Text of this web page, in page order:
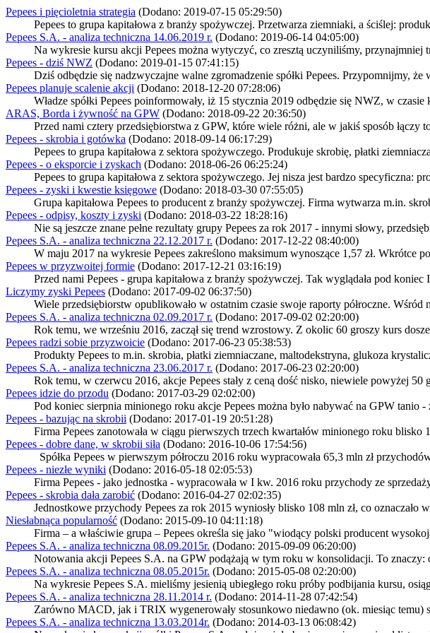
Pepees i pięcioletnia strategia (Dodano: 2019-07-15 05:29:50)
Pepees to grupa kapitałowa z branży spożywczej. Przetwarza ziemniaki, a ściślej:
Pepees S.A. - analiza techniczna 14.06.2019 r. (Dodano: 2019-06-14 04:05:00)
Na wykresie kursu akcji Pepees można wytyczyć, co zresztą uczyniliśmy, przynajmniej
Pepees - dziś NWZ (Dodano: 2019-01-15 07:41:15)
Dziś odbędzie się nadzwyczajne walne zgromadzenie spółki Pepees. Przypomnijmy,
Pepees planuje scalenie akcji (Dodano: 2018-12-20 07:28:06)
Władze spółki Pepees poinformowały, iż 15 stycznia 2019 odbędzie się NWZ, w
ARAS, Borda i żywność na GPW (Dodano: 2018-09-22 20:36:50)
Przed nami cztery przedsiębiorstwa z GPW, które wiele różni, ale w jakiś sposób łączy
Pepees - skrobia i gotówka (Dodano: 2018-09-14 06:17:29)
Pepees to grupa kapitałowa z sektora spożywczego. Produkuje skrobię, płatki
Pepees - o eksporcie i zyskach (Dodano: 2018-06-26 06:25:24)
Pepees to grupa kapitałowa z sektora spożywczego. Jej nisza jest bardzo specyficzna:
Pepees - zyski i kwestie księgowe (Dodano: 2018-03-30 07:55:05)
Grupa kapitałowa Pepees to producent z branży spożywczej. Firma wytwarza m.in.
Pepees - odpisy, koszty i zyski (Dodano: 2018-03-22 18:28:16)
Nie są jeszcze znane pełne rezultaty grupy Pepees za rok 2017 - innymi słowy,
Pepees S.A. - analiza techniczna 22.12.2017 r. (Dodano: 2017-12-22 08:40:00)
W maju 2017 na wykresie Pepees zakreślono maksimum wynoszące 1,57 zł. Wkrótce
Pepees w przyzwoitej formie (Dodano: 2017-12-21 03:16:19)
Przed nami Pepees - grupa kapitałowa z branży spożywczej. Tak wyglądała pod
Liczymy zyski Pepees (Dodano: 2017-09-02 06:37:50)
Wiele przedsiębiorstw opublikowało w ostatnim czasie swoje raporty półroczne. Wśród
Pepees S.A. - analiza techniczna 02.09.2017 r. (Dodano: 2017-09-02 02:20:00)
Rok temu, we wrześniu 2016, zaczął się trend wzrostowy. Z okolic 60 groszy kurs
Pepees radzi sobie przyzwoicie (Dodano: 2017-06-23 05:38:53)
Produkty Pepees to m.in. skrobia, płatki ziemniaczane, maltodekstryna, glukoza
Pepees S.A. - analiza techniczna 23.06.2017 r. (Dodano: 2017-06-23 02:20:00)
Rok temu, w czerwcu 2016, akcje Pepees stały z ceną dość nisko, niewiele powyżej 50
Pepees idzie do przodu (Dodano: 2017-03-29 02:02:00)
Pod koniec sierpnia minionego roku akcje Pepees można było nabywać na GPW
Pepees - bazując na skrobii (Dodano: 2017-01-19 20:51:28)
Firma Pepees zanotowała w ciągu pierwszych trzech kwartałów minionego roku
Pepees - dobre dane, w skrobii siła (Dodano: 2016-10-06 17:54:56)
Spółka Pepees w pierwszym półroczu 2016 roku wypracowała 65,3 mln zł
Pepees - niezłe wyniki (Dodano: 2016-05-18 02:05:53)
Firma Pepees - jako jednostka - wypracowała w I kw. 2016 roku przychody ze
Pepees - skrobia dała zarobić (Dodano: 2016-04-27 02:02:35)
Jednostkowe przychody Pepees za rok 2015 wyniosły blisko 108 mln zł, co
Niesłabnąca popularność (Dodano: 2015-09-10 04:11:18)
Firma – a właściwie grupa – Pepees określa się jako "wiodący polski producent
Pepees S.A. - analiza techniczna 08.09.2015r. (Dodano: 2015-09-09 06:20:00)
Notowania akcji Pepees S.A. na GPW podążają w tym roku w konsolidacji. To znaczy:
Pepees S.A. - analiza techniczna 08.05.2015r. (Dodano: 2015-05-08 02:20:00)
Na wykresie Pepees S.A. mieliśmy jesienią ubiegłego roku próby podbijania kursu,
Pepees S.A. - analiza techniczna 28.11.2014 r. (Dodano: 2014-11-28 07:42:54)
Zarówno MACD, jak i TRIX wygenerowały stosunkowo niedawno (ok. miesiąc temu)
Pepees S.A. - analiza techniczna 13.03.2014r. (Dodano: 2014-03-13 06:08:42)